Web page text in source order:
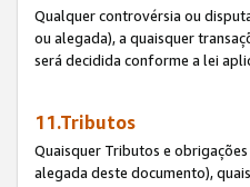
Qualquer controvérsia ou
ou alegada), a quaisquer
será decidida conforme a lei
11.Tributos
Quaisquer Tributos e
alegada deste documento),